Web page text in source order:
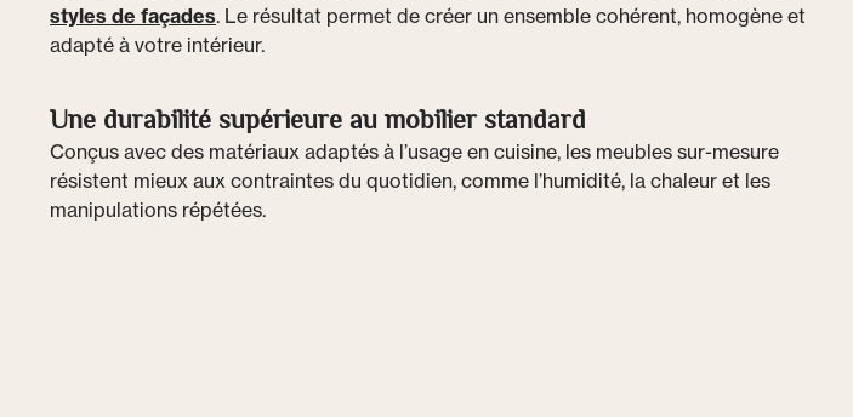
styles de façades. Le résultat permet de créer un ensemble cohérent, homogène et
adapté à votre intérieur.
Une durabilité supérieure au mobilier standard
Conçus avec des matériaux adaptés à l’usage en cuisine, les meubles sur-mesure
résistent mieux aux contraintes du quotidien, comme l’humidité, la chaleur et les
manipulations répétées.